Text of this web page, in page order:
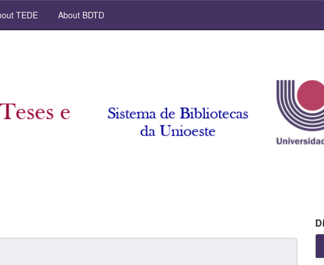
TEDE About BDTD